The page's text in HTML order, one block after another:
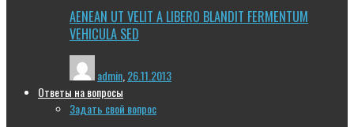
AENEAN UT VELIT A LIBERO BLANDIT FERMENTUM
VEHICULA SED
admin 26.11.2013
Ответы на вопросы
Задать свой вопрос